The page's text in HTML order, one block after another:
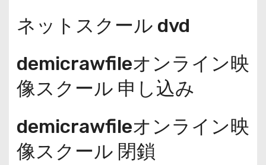
ネットスクール dvd
demicrawfileオンライン映
像スクール 申し込み
demicrawfileオンライン映
像スクール 閉鎖